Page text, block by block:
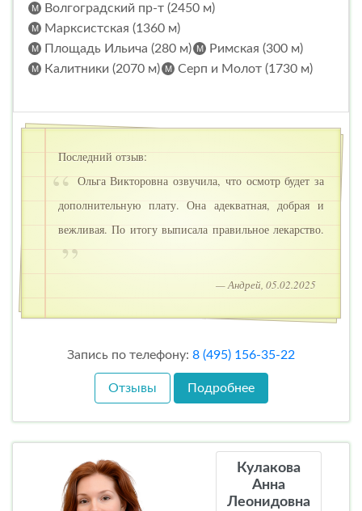
Волгоградский пр-т (2450 м)
Марксистская (1360 м)
Площадь Ильича (280 м)
Римская (300 м)
Калитники (2070 м)
Серп и Молот (1730 м)
Последний отзыв:
Ольга Викторовна озвучила, что осмотр будет за
дополнительную плату. Она адекватная, добрая и
вежливая. По итогу выписала правильное лекарство.
— Андрей, 05.02.2025
Запись по телефону: 8 (495) 156-35-22
Отзывы Подробнее
Кулакова
Анна
Леонидовна